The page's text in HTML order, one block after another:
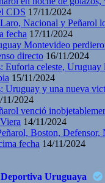
CDS 17/11/2024
Nacional y Peñarol
fecha 17/11/2024
Montevideo
directo 16/11/2024
Euforia celeste, Uruguay
15/11/2024
Uruguay y una nueva
11/2024
venció
14/11/2024
Boston, Defensor,
fecha 14/11/2024
Uruguaya